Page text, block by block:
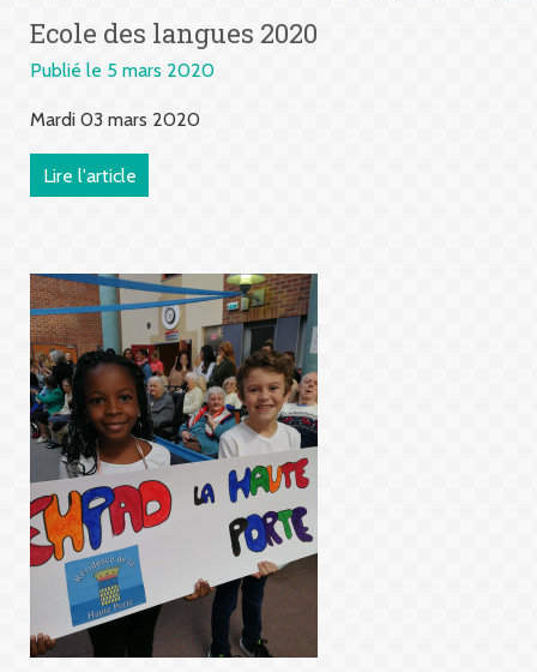
Ecole des langues 2020
Publié le 5 mars 2020
Mardi 03 mars 2020
Lire l'article